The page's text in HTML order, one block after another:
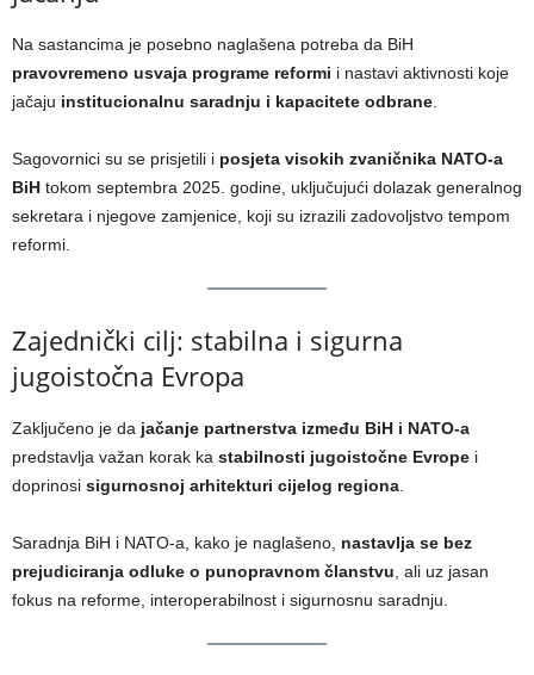
Na sastancima je posebno naglašena potreba da BiH
pravovremeno usvaja programe reformi i nastavi aktivnosti koje
jačaju institucionalnu saradnju i kapacitete odbrane
Sagovornici su se prisjetili i posjeta visokih zvaničnika NATO-a
BiH tokom septembra 2025. godine, uključujući dolazak generalnog
sekretara i njegove zamjenice, koji su izrazili zadovoljstvo tempom
reformi.
Zajednički cilj: stabilna i sigurna
jugoistočna Evropa
Zaključeno je da jačanje partnerstva između BiH i NATO-a
predstavlja važan korak ka stabilnosti jugoistočne Evrope i
doprinosi sigurnosnoj arhitekturi cijelog regiona
Saradnja BiH i NATO-a, kako je naglašeno, nastavlja se bez
prejudiciranja odluke o punopravnom članstvu , ali uz jasan
fokus na reforme, interoperabilnost i sigurnosnu saradnju.